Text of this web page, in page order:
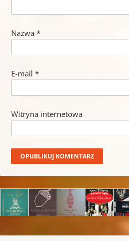
Nazwa *
E-mail *
Witryna internetowa